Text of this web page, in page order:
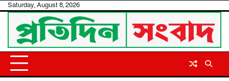
Skip
content
Saturday, August 8, 2026